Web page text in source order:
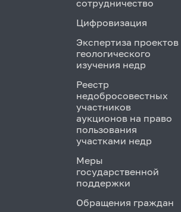
сотрудничество
Цифровизация
Экспертиза проектов
геологического
изучения недр
Реестр
недобросовестных
участников
аукционов на право
пользования
участками недр
Меры
государственной
поддержки
Обращения граждан